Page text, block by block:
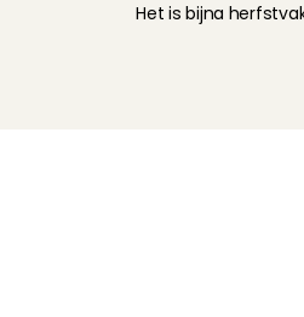
Het is bijna